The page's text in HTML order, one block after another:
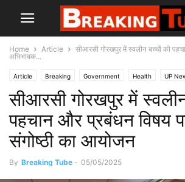
Home Article
सीआरसी गोरखपुर में स्वलीन बच्चों की
अभिभावक...
Article Breaking Government Health UP
सीआरसी गोरखपुर में
पहचान और प्रबंधन विषय
संगोष्ठी का आयोजन
By Breaking Tube - 05/05/2025